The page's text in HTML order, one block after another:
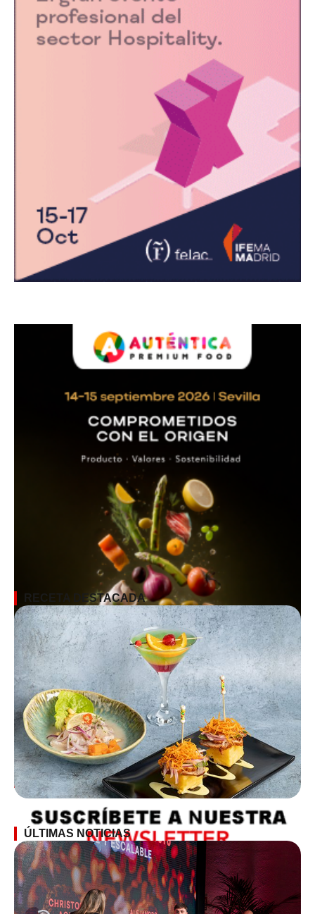
SUSCRÍBETE A LA NEWSLETTER
RECETA DESTACADA
ÚLTIMAS NOTICIAS